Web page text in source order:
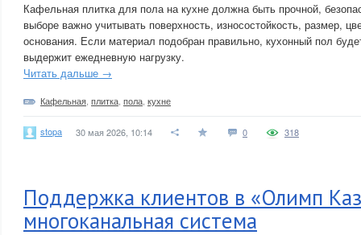
Кафельная плитка для пола на кухне должна быть прочной,
выборе важно учитывать поверхность, износостойкость, размер,
основания. Если материал подобран правильно, кухонный пол
выдержит ежедневную нагрузку.
Читать дальше →
Кафельная плитка пола кухне
stopa 30 мая 2026, 10:14 0 318
Поддержка клиентов в «Олимп
многоканальная система